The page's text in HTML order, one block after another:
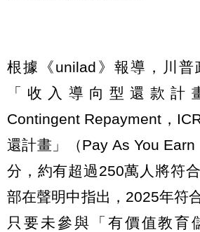
根據《unilad》報導，川普
「收入導向型還款計
Contingent Repayment，
還計畫」（Pay As You Earn
分，約有超過250萬人將符
部在聲明中指出，2025年符
只要未參與「有價值教育